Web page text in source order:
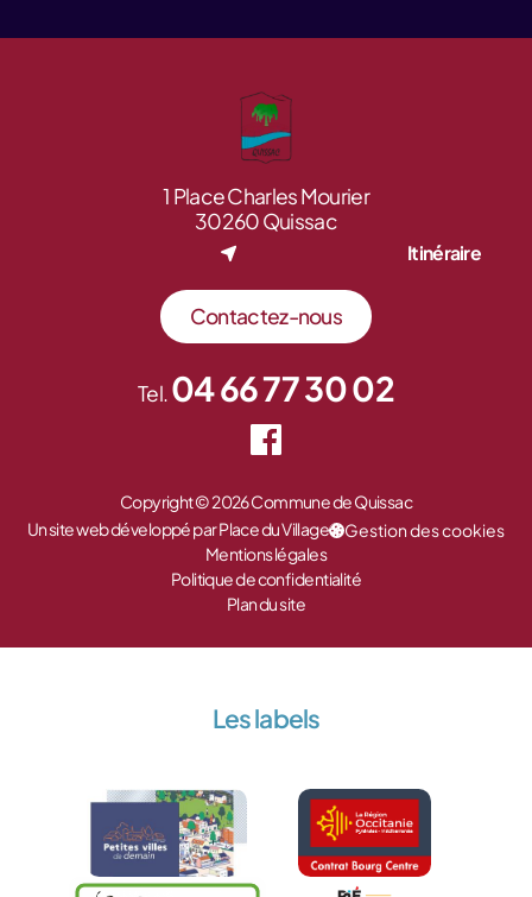
1 Place Charles Mourier
30260 Quissac
Itinéraire
Contactez-nous
Tel.04 66 77 30 02
Copyright © 2026 Commune de Quissac
Un site web développé par Place du Village
Gestion des cookies
Mentions légales
Politique de confidentialité
Plan du site
Les labels